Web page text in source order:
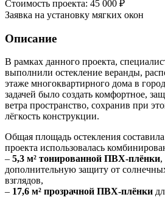
Стоимость проекта: 45 000 ₽
Заявка на установку мягких окон
Описание
В рамках данного проекта,
выполнили остекление веранды,
этаже многоквартирного дома в
задачей было создать комфортное,
ветра пространство, сохранив при
лёгкость конструкции.
Общая площадь остекления составила
проекта использовалась
– 5,3 м² тонированной ПВХ-плёнки,
дополнительную защиту от
взглядов,
– 17,6 м² прозрачной ПВХ-плёнки